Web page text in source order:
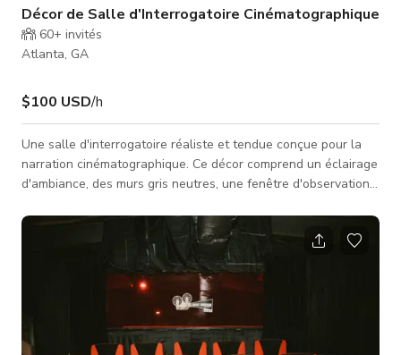
Décor de Salle d'Interrogatoire Cinématographique
60+ invités
Atlanta, GA
$100 USD/h
Une salle d'interrogatoire réaliste et tendue conçue pour la
narration cinématographique. Ce décor comprend un éclairage
d'ambiance, des murs gris neutres, une fenêtre d'observation
lit instantanément à la caméra. Idéal pour les drames policiers,
thrillers, scènes de police, interviews et moments
psychologiques qui reposent sur l'atmosphère et la
performance. Ce qui est inclus Réservation uniquement pour